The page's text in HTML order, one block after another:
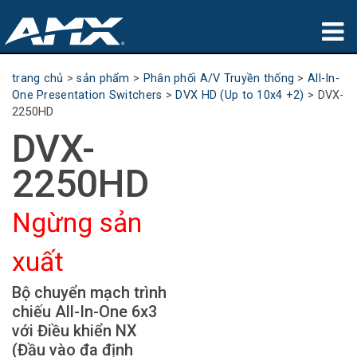
sản phẩm
Ứng dụng
Partners
nơi mua
đào tạo
hỗ trợ
Giới thiệu
trang chủ >sản phẩm > Phân phối A/V Truyền thống >All-In-
One Presentation Switchers > DVX HD (Up to 10x4 +2) > DVX-
2250HD
DVX-
2250HD
Ngừng sản
xuất
Bộ chuyển mạch trình
chiếu All-In-One 6x3
với Điều khiển NX
(Đầu vào đa định